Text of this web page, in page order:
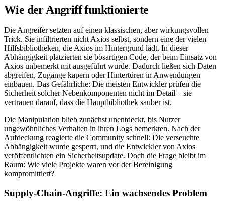
Wie der Angriff funktionierte
Die Angreifer setzten auf einen klassischen, aber wirkungsvollen
Trick. Sie infiltrierten nicht Axios selbst, sondern eine der vielen
Hilfsbibliotheken, die Axios im Hintergrund lädt. In dieser
Abhängigkeit platzierten sie bösartigen Code, der beim Einsatz von
Axios unbemerkt mit ausgeführt wurde. Dadurch ließen sich Daten
abgreifen, Zugänge kapern oder Hintertüren in Anwendungen
einbauen. Das Gefährliche: Die meisten Entwickler prüfen die
Sicherheit solcher Nebenkomponenten nicht im Detail – sie
vertrauen darauf, dass die Hauptbibliothek sauber ist.
Die Manipulation blieb zunächst unentdeckt, bis Nutzer
ungewöhnliches Verhalten in ihren Logs bemerkten. Nach der
Aufdeckung reagierte die Community schnell: Die verseuchte
Abhängigkeit wurde gesperrt, und die Entwickler von Axios
veröffentlichten ein Sicherheitsupdate. Doch die Frage bleibt im
Raum: Wie viele Projekte waren vor der Bereinigung
kompromittiert?
Supply-Chain-Angriffe: Ein wachsendes Problem